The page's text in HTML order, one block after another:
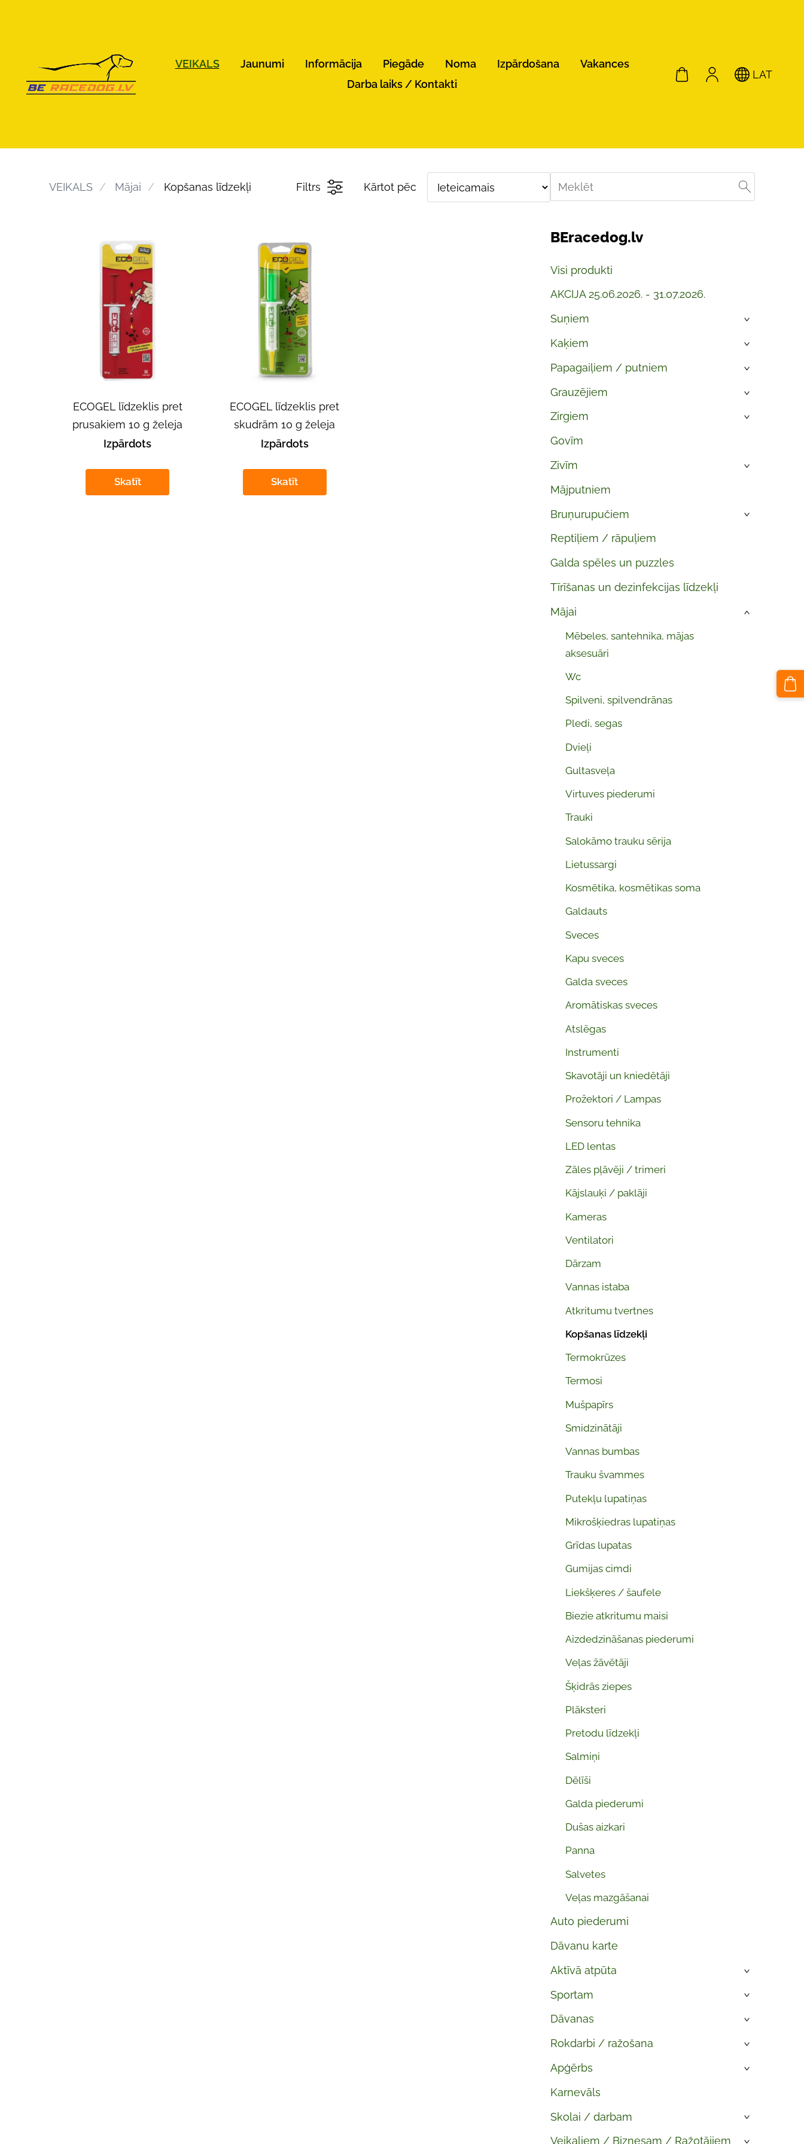
VEIKALS Jaunumi Informācija Piegāde Noma Izpārdošana
Vakances
Darba laiks / Kontakti
LAT
BEracedog.lv
Visi produkti
AKCIJA 25.06.2026. - 31.07.2026.
Suņiem
›
Kaķiem ›
Papagaiļiem / putniem ›
Grauzējiem ›
Zirgiem ›
Govīm
Zivīm
›
Mājputniem
Bruņurupučiem
›
Reptiļiem / rāpuļiem
Galda spēles un puzzles
Tīrīšanas un dezinfekcijas līdzekļi
Mājai
Mēbeles, santehnika, mājas
aksesuāri
Wc
Spilveni, spilvendrānas
Pledi, segas
Dvieļi
Gultasveļa
Virtuves piederumi
Trauki
Salokāmo trauku sērija
Lietussargi
Kosmētika, kosmētikas soma
Galdauts
Sveces
Kapu sveces
Galda sveces
Aromātiskas sveces
Atslēgas
Instrumenti
Skavotāji un kniedētāji
Prožektori / Lampas
Sensoru tehnika
LED lentas
Zāles pļāvēji / trimeri
Kājslauķi / paklāji
Kameras
Ventilatori
Dārzam
Vannas istaba
Atkritumu tvertnes
Kopšanas līdzekļi
Termokrūzes
Termosi
Mušpapīrs
Smidzinātāji
Vannas bumbas
Trauku švammes
Putekļu lupatiņas
Mikrošķiedras lupatiņas
Grīdas lupatas
Gumijas cimdi
Liekšķeres / šaufele
Biezie atkritumu maisi
Aizdedzināšanas piederumi
Veļas žāvētāji
Šķidrās ziepes
Plāksteri
Pretodu līdzekļi
Salmiņi
Dēlīši
Galda piederumi
Dušas aizkari
Panna
Salvetes
Veļas mazgāšanai
›
Auto piederumi
Dāvanu karte
Aktīvā atpūta
›
Sportam ›
Dāvanas ›
Rokdarbi / ražošana ›
Apģērbs ›
Karnevāls
Skolai / darbam
›
Veikaliem / Biznesam / Ražotājiem ›
VEIKALS Mājai Kopšanas līdzekļi Filtrs Kārtot pēc
ECOGEL līdzeklis pret
prusakiem 10 g želeja
Izpārdots
Skatīt
ECOGEL līdzeklis pret
skudrām 10 g želeja
Izpārdots
Skatīt